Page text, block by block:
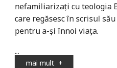
nefamiliarizați cu teologia
care regăsesc în scrisul
pentru a-și înnoi viața.
...
mai mult +